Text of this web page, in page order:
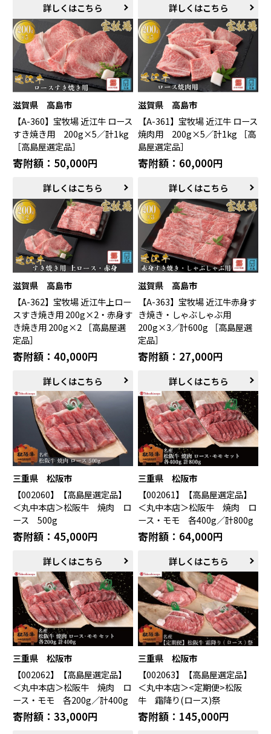
多気町（三重県）
明和町（三重県）
湖南市（滋賀県）高島市（滋賀県）
東近江市（滋賀県）
京都市（京都府）
与謝野町（京都府）大阪市（大阪府）
泉佐野市（大阪府）岸和田市（大阪府）
阪南市（大阪府）堺市（大阪府）
神戸市（兵庫県）豊岡市（兵庫県）
三木市（兵庫県）
香美町（兵庫県）
中国エリア
米子市（鳥取県）
倉吉市（鳥取県）
境港市（鳥取県）
日吉津村（鳥取県）
大山町（鳥取県）
南部町（鳥取県）伯耆町（鳥取県）
日南町（鳥取県）日野町（鳥取県）
江府町（鳥取県）
松江市（島根県）
大田市（島根県）
安来市（島根県）
岡山市（岡山県）
倉敷市（岡山県）
高梁市（岡山県）瀬戸内市（岡山県）
四国エリア
小豆島町（香川県）松山市（愛媛県）
東温市（愛媛県）
砥部町（愛媛県）
九州エリア
壱岐市（長崎県）
西海市（長崎県）
宇城市（熊本県） 指宿市（鹿児島県）
詳しくはこちら 詳しくはこちら
滋賀県 高島市
【A-360】宝牧場 近江牛 ロース
すき焼き用 200g×5／計1kg
［高島屋選定品］
寄附額：50,000円
詳しくはこちら
滋賀県 高島市
【A-361】宝牧場 近江牛 ロース
焼肉用 200g×5／計1kg ［高
島屋選定品］
寄附額：60,000円
詳しくはこちら
滋賀県 高島市
【A-362】宝牧場 近江牛上ロー
スすき焼き用 200g×2・赤身す
き焼き用 200g×2 ［高島屋選
定品］
寄附額：40,000円
詳しくはこちら
滋賀県 高島市
【A-363】宝牧場 近江牛赤身す
き焼き・しゃぶしゃぶ用
200g×3／計600g ［高島屋選
定品］
寄附額：27,000円
詳しくはこちら
三重県 松阪市
【002060】【高島屋選定品】
＜丸中本店＞松阪牛 焼肉 ロ
ース 500g
寄附額：45,000円
詳しくはこちら
三重県 松阪市
【002061】【高島屋選定品】
＜丸中本店＞松阪牛 焼肉 ロ
ース・モモ 各400g／計800g
寄附額：64,000円
詳しくはこちら
三重県 松阪市
【002062】【高島屋選定品】
＜丸中本店＞松阪牛 焼肉 ロ
ース・モモ 各200g／計400g
寄附額：33,000円
三重県 松阪市
【002063】【高島屋選定品】
＜丸中本店＞<定期便>松阪
牛 霜降り(ロース)祭
寄附額：145,000円